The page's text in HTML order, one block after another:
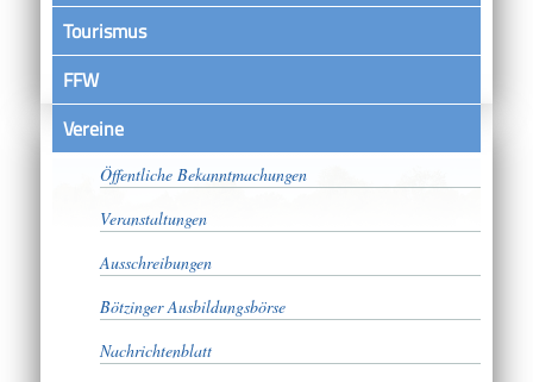
Tourismus
FFW
VereineSatzungen
Öffentliche Bekanntmachungen
Veranstaltungen
Ausschreibungen
Bötzinger Ausbildungsbörse
Nachrichtenblatt